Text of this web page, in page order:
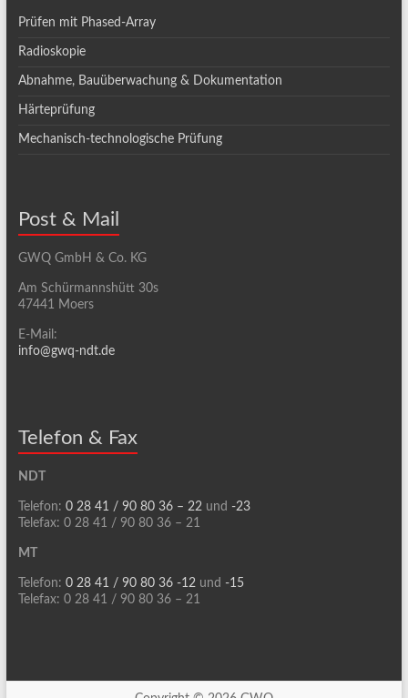
Prüfen mit Phased-Array
Radioskopie
Abnahme, Bauüberwachung & Dokumentation
Härteprüfung
Mechanisch-technologische Prüfung
Post & Mail
GWQ GmbH & Co. KG
Am Schürmannshütt 30s
47441 Moers
E-Mail:
info@gwq-ndt.de
Telefon & Fax
NDT
Telefon: 0 28 41 / 90 80 36 – 22und -23
Telefax: 0 28 41 / 90 80 36 – 21
MT
Telefon: 0 28 41 / 90 80 36 -12und -15
Telefax: 0 28 41 / 90 80 36 – 21